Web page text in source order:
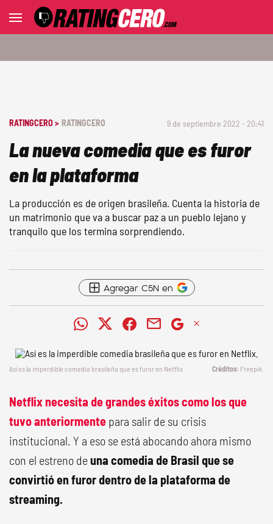
RATINGCERO > RATINGCERO 9 de septiembre 2022 - 20:41
La nueva comedia que es furor
en la plataforma
La producción es de origen brasileña. Cuenta la historia de
un matrimonio que va a buscar paz a un pueblo lejano y
tranquilo que los termina sorprendiendo.
Agregar C5N en
Así es la imperdible comedia brasileña que es furor en Netflix. Freepik.
Netflix necesita de grandes éxitos como los que
tuvo anteriormente para salir de su crisis
institucional. Y a eso se está abocando ahora mismo
con el estreno deuna comedia de Brasil que se
convirtió en furor dentro de la plataforma de
streaming.